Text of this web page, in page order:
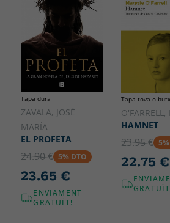
Tapa dura
ZAVALA, JOSÉ
MARÍA
EL PROFETA
24.90 € 5% DTO
23.65 €
ENVIAMENT
GRATUÏT!
Tapa tova o
O'FARRELL,
HAMNET
23.95 €
22.75 €